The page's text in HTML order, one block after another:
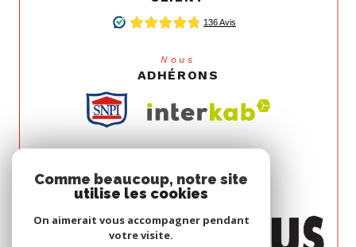
Nous
ADHÉRONS
Comme beaucoup, notre site
utilise les cookies
On aimerait vous accompagner pendant
votre visite.